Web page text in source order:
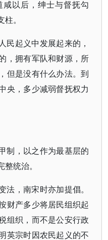
以后，绅士与督抚勾
。
民起义中发展起来的，
，拥有军队和财源，所
但是没有什么办法。到
央，多少减弱督抚权力
制，以之作为最基层的
统治。
法，南宋时亦加提倡。
财产多少将居民组织起
组织，而不是公安行政
英宗时因农民起义的不